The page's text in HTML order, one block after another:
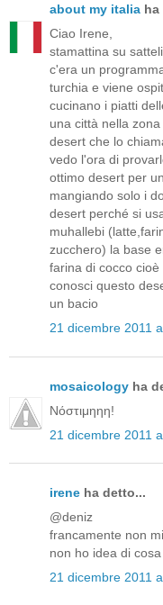
about my italia ha
Ciao Irene,
stamattina su
c'era un
turchia e viene
cucinano i piatti
una città nella
desert che lo
vedo l'ora di
ottimo desert per
mangiando solo i
desert perché si
muhallebi
zucchero) la base
farina di cocco
conosci questo
un bacio
21 dicembre 2011
mosaicology ha
Νόστιμηηη!
21 dicembre 2011
irene ha detto...
@deniz
francamente non
non ho idea di
21 dicembre 2011